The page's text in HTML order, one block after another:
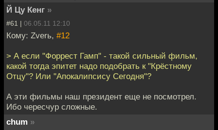
Й Цу Кенг »
#61 | 06.05.11 12:10
Кому: Zverь, #12
> А если "Форрест Гамп" - такой сильный фильм,
какой тогда эпитет надо подобрать к "Крёстному
Отцу"? Или "Апокалипсису Сегодня"?
А эти фильмы наш президент еще не посмотрел.
Ибо чересчур сложные.
chum »